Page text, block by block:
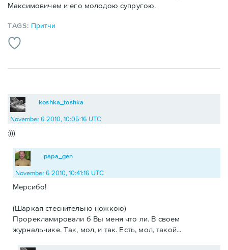
Максимовичем и его молодою супругою.
TAGS: Притчи
koshka_toshka
November 6 2010, 10:05:16 UTC
:)))
papa_gen
November 6 2010, 10:41:16 UTC
Мерсибо!
(Шаркая стеснительно ножкою)
Прорекламировали б Вы меня что ли. В своем
журнальчике. Так, мол, и так. Есть, мол, такой...